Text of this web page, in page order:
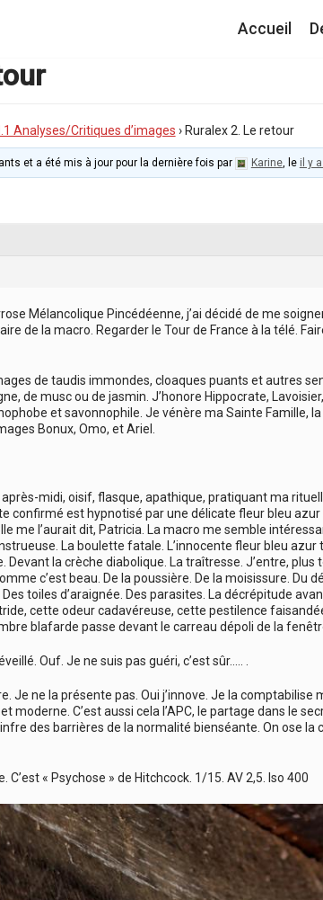
Accueil
I.1 Analyses/Critiques d’images › Ruralex 2. Le retour
et a été mis à jour pour la dernière fois par Karine, le il y
Mélancolique Pincédéenne, j’ai décidé de me
de la macro. Regarder le Tour de France à la télé.
de taudis immondes, cloaques puants et autres
de musc ou de jasmin. J’honore Hippocrate,
et savonnophile. Je vénère ma Sainte Famille,
Bonux, Omo, et Ariel.
après-midi, oisif, flasque, apathique, pratiquant ma
confirmé est hypnotisé par une délicate fleur bleu
me l’aurait dit, Patricia. La macro me semble
La boulette fatale. L’innocente fleur bleu
la crèche diabolique. La traîtresse. J’entre, plus
c’est beau. De la poussière. De la moisissure. Du
Des toiles d’araignée. Des parasites. La décrépitude
cette odeur cadavéreuse, cette pestilence
blafarde passe devant le carreau dépoli de la fenêtre
Ouf. Je ne suis pas guéri, c’est sûr….. .
Je ne la présente pas. Oui j’innove. Je la comptabilise
moderne. C’est aussi cela l’APC, le partage dans le
des barrières de la normalité bienséante. On ose
C’est « Psychose » de Hitchcock. 1/15. AV 2,5. Iso 400